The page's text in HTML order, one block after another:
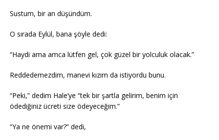
Sustum, bir an düşündüm.
O sırada Eylül, bana şöyle dedi:
“Haydi ama amca lütfen gel, çok güzel bir yolculuk olacak.”
Reddedemezdim, manevi kızım da istiyordu bunu.
“Peki,” dedim Hale’ye “tek bir şartla gelirim, benim için
ödediğiniz ücreti size ödeyeceğim.”
“Ya ne önemi var?” dedi,